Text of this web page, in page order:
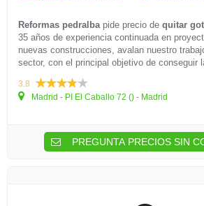
Reformas pedralbapide precio de quitar
35 años de experiencia continuada en
nuevas construcciones, avalan nuestro
sector, con el principal objetivo de conseguir
3.8
Madrid - PI El Caballo 72 () - Madrid
PREGUNTA PRECIOS SIN